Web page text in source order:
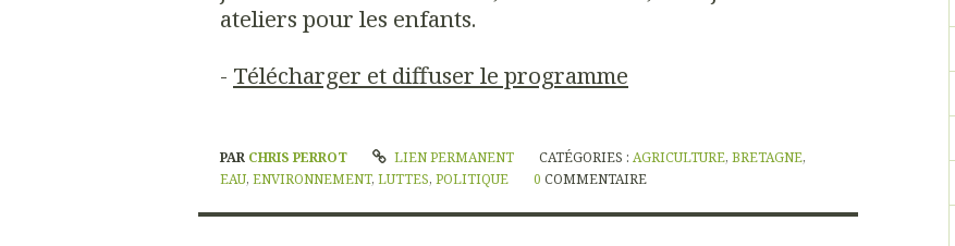
ateliers pour les enfants.
- Télécharger et diffuser le programme
PAR CHRIS PERROT LIEN PERMANENT CATÉGORIES :AGRICULTURE,BRETAGNE,
EAU, ENVIRONNEMENT, LUTTES, POLITIQUE 0 COMMENTAIRE